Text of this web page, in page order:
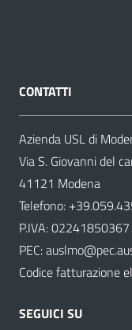
CONTATTI
Azienda USL di
Via S. Giovanni del
41121 Modena
Telefono:
P.IVA: 02241850367
PEC:
Codice fatturazione
SEGUICI SU